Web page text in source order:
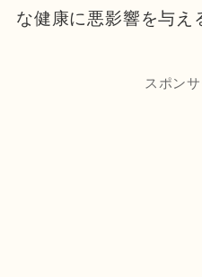
な健康に悪影響を与え
スポン